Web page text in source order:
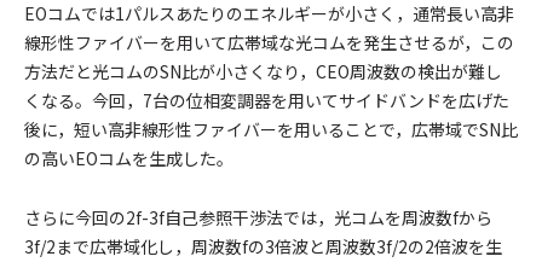
EOコムでは1パルスあたりのエネルギーが小さく，通常長い高非
線形性ファイバーを用いて広帯域な光コムを発生させるが，この
方法だと光コムのSN比が小さくなり，CEO周波数の検出が難し
くなる。今回，7台の位相変調器を用いてサイドバンドを広げた
後に，短い高非線形性ファイバーを用いることで，広帯域でSN比
の高いEOコムを生成した。
さらに今回の2f-3f自己参照干渉法では，光コムを周波数fから
3f/2まで広帯域化し，周波数fの3倍波と周波数3f/2の2倍波を生